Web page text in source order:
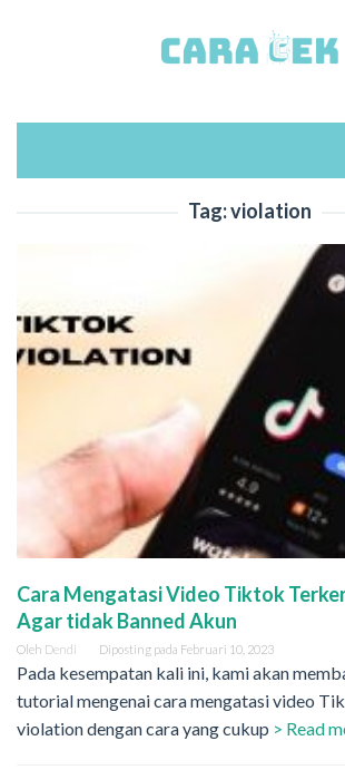
Tag:violation
Cara Mengatasi Video Tiktok
Agar tidak Banned Akun
Oleh Dendi Diposting pada Februari 10, 2023
Pada kesempatan kali ini, kami akan
tutorial mengenai cara mengatasi video
violation dengan cara yang cukup > Read